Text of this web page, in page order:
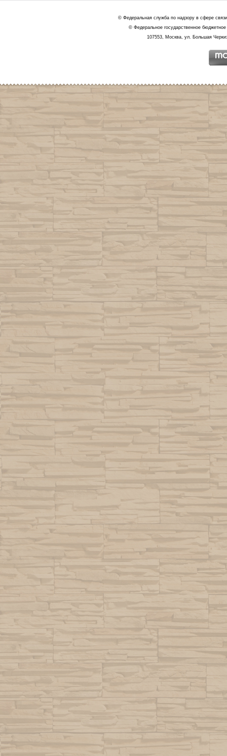
© Федеральная служба по надзору в сфере
© Федеральное государственное
107553, Москва, ул. Большая